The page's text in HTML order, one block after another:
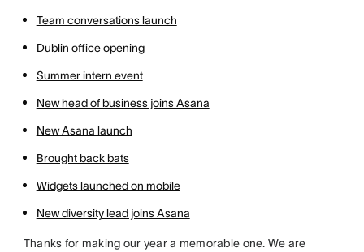
Team conversations launch
Dublin office opening
Summer intern event
New head of business joins Asana
New Asana launch
Brought back bats
Widgets launched on mobile
New diversity lead joins Asana
Thanks for making our year a memorable one. We are